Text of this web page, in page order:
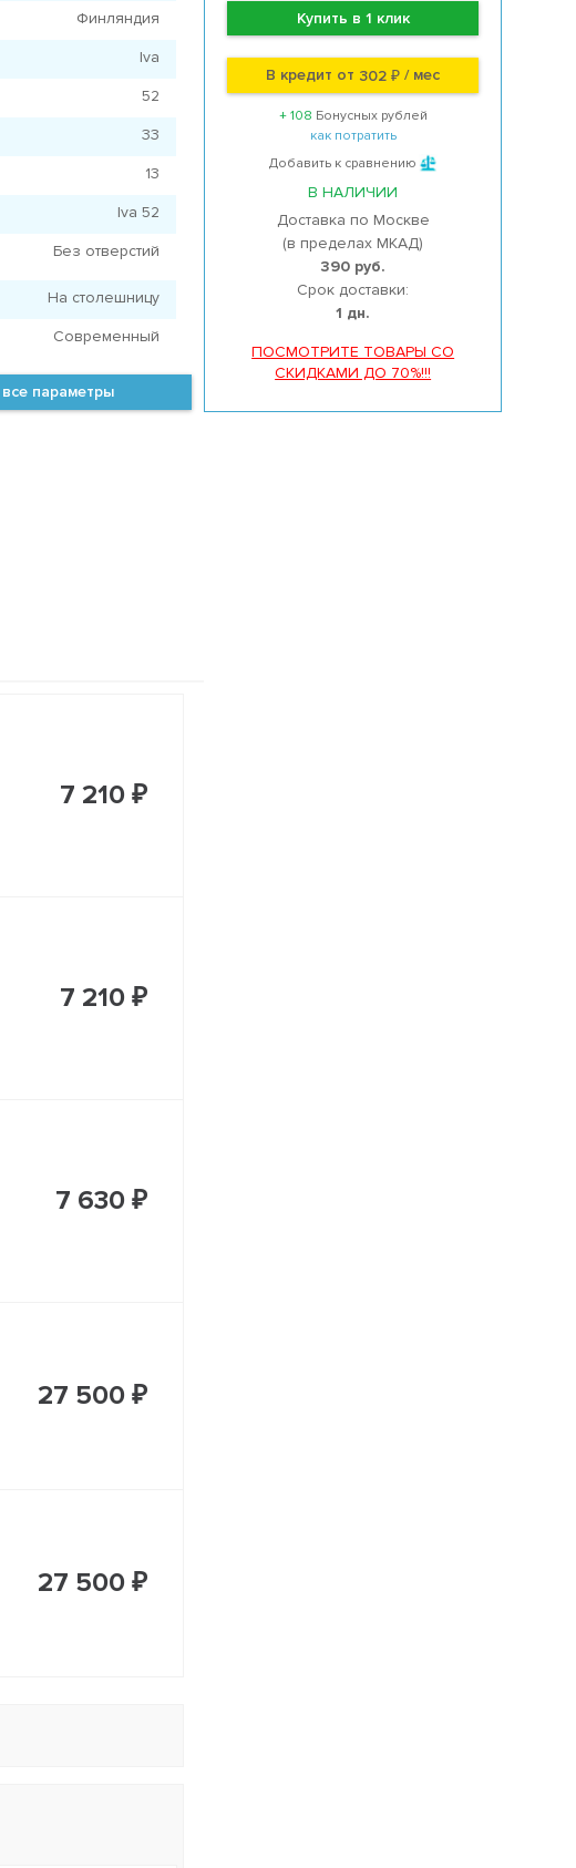
Купить в 1 клик
В кредит от 302 ₽ / мес
+ 108 Бонусных рублей
как потратить
Добавить к сравнению
В НАЛИЧИИ
Доставка по Москве
(в пределах МКАД)
390 руб.
Срок доставки:
1 дн.
ПОСМОТРИТЕ ТОВАРЫ СО
СКИДКАМИ ДО 70%!!!
Финляндия
Iva
52
33
13
Iva 52
Без отверстий
На столешницу
Современный
параметры
7 210 ₽
7 210 ₽
7 630 ₽
27 500 ₽
27 500 ₽